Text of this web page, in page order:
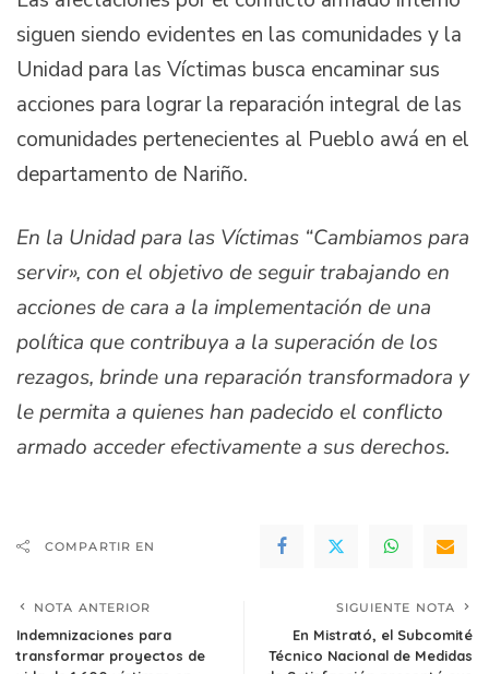
siguen siendo evidentes en las comunidades y la
Unidad para las Víctimas busca encaminar sus
acciones para lograr la reparación integral de las
comunidades pertenecientes al Pueblo awá en el
departamento de Nariño.
En la Unidad para las Víctimas “Cambiamos para
servir», con el objetivo de seguir trabajando en
acciones de cara a la implementación de una
política que contribuya a la superación de los
rezagos, brinde una reparación transformadora y
le permita a quienes han padecido el conflicto
armado acceder efectivamente a sus derechos.
COMPARTIR EN
NOTA ANTERIOR
Indemnizaciones para
transformar proyectos de
SIGUIENTE NOTA
En Mistrató, el Subcomité
Técnico Nacional de Medidas